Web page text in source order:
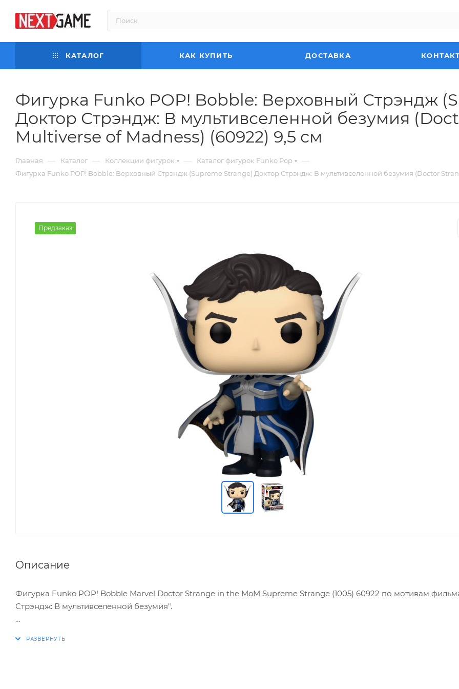
КАТАЛОГ КАК КУПИТЬ ДОСТАВКА
Фигурка Funko POP! Bobble: Верховный Стрэндж
Доктор Стрэндж: В мультивселенной безумия
Multiverse of Madness) (60922) 9,5 см
Главная — Каталог — Коллекции фигурок — Каталог фигурок Funko Pop —
Фигурка Funko POP! Bobble: Верховный Стрэндж (Supreme Strange) Доктор Стрэндж: В мультивселенной безумия (Doctor
Предзаказ
Описание
Фигурка Funko POP! Bobble Marvel Doctor Strange in the MoM Supreme Strange (1005) 60922 по мотивам
Стрэндж: В мультивселенной безумия".